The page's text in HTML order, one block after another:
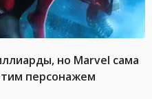
но Marvel сама
персонажем